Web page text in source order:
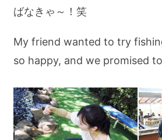
ばなきゃ～！笑
My friend wanted to try
so happy, and we promised